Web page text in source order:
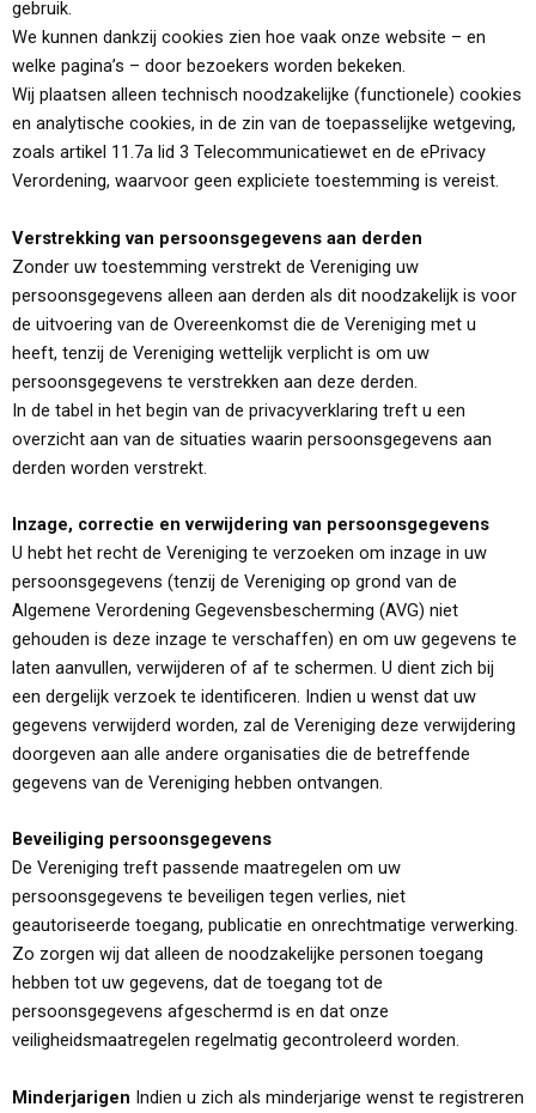
gebruik.
We kunnen dankzij cookies zien hoe vaak onze website – en
welke pagina’s – door bezoekers worden bekeken.
Wij plaatsen alleen technisch noodzakelijke (functionele) cookies
en analytische cookies, in de zin van de toepasselijke wetgeving,
zoals artikel 11.7a lid 3 Telecommunicatiewet en de ePrivacy
Verordening, waarvoor geen expliciete toestemming is vereist.
Verstrekking van persoonsgegevens aan derden
Zonder uw toestemming verstrekt de Vereniging uw
persoonsgegevens alleen aan derden als dit noodzakelijk is voor
de uitvoering van de Overeenkomst die de Vereniging met u
heeft, tenzij de Vereniging wettelijk verplicht is om uw
persoonsgegevens te verstrekken aan deze derden.
In de tabel in het begin van de privacyverklaring treft u een
overzicht aan van de situaties waarin persoonsgegevens aan
derden worden verstrekt.
Inzage, correctie en verwijdering van persoonsgegevens
U hebt het recht de Vereniging te verzoeken om inzage in uw
persoonsgegevens (tenzij de Vereniging op grond van de
Algemene Verordening Gegevensbescherming (AVG) niet
gehouden is deze inzage te verschaffen) en om uw gegevens te
laten aanvullen, verwijderen of af te schermen. U dient zich bij
een dergelijk verzoek te identificeren. Indien u wenst dat uw
gegevens verwijderd worden, zal de Vereniging deze verwijdering
doorgeven aan alle andere organisaties die de betreffende
gegevens van de Vereniging hebben ontvangen.
Beveiliging persoonsgegevens
De Vereniging treft passende maatregelen om uw
persoonsgegevens te beveiligen tegen verlies, niet
geautoriseerde toegang, publicatie en onrechtmatige verwerking.
Zo zorgen wij dat alleen de noodzakelijke personen toegang
hebben tot uw gegevens, dat de toegang tot de
persoonsgegevens afgeschermd is en dat onze
veiligheidsmaatregelen regelmatig gecontroleerd worden.
Minderjarigen Indien u zich als minderjarige wenst te registreren